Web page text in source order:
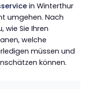
in Winterthur
umgehen. Nach
wie Sie Ihren
welche
müssen und
können.